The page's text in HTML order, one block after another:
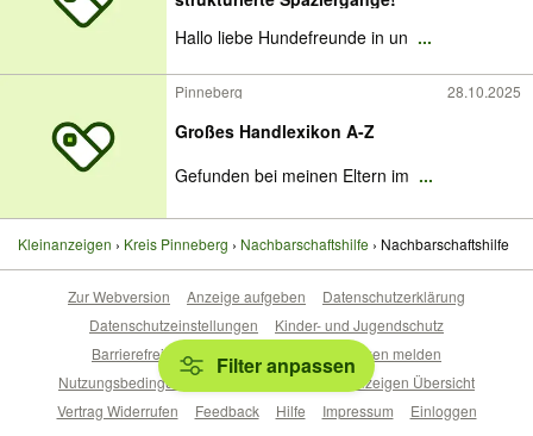
Hallo liebe Hundefreunde in un ...
Pinneberg 28.10.2025
Großes Handlexikon A-Z
Gefunden bei meinen Eltern im ...
Kleinanzeigen Kreis Pinneberg Nachbarschaftshilfe Nachbarschaftshilfe
Filter anpassen
Zur Webversion Anzeige aufgeben
Datenschutzerklärung
Datenschutzeinstellungen
Kinder- und Jugendschutz
Barrierefreiheitserklärung
Sicherheitslücken melden
Nutzungsbedingungen
Beliebte Suchen
Anzeigen Übersicht
Vertrag Widerrufen
Feedback Hilfe Impressum Einloggen